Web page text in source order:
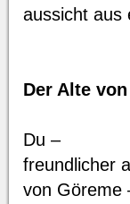
aussicht aus
Der Alte
Du –
freundlicher
von Göreme